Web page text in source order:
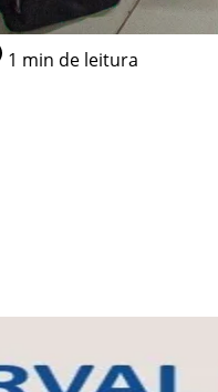
1 min de leitura